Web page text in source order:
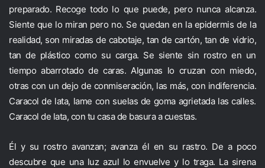
preparado. Recoge todo lo que puede, pero nunca alcanza.
Siente que lo miran pero no. Se quedan en la epidermis de la
realidad, son miradas de cabotaje, tan de cartón, tan de vidrio,
tan de plástico como su carga. Se siente sin rostro en un
tiempo abarrotado de caras. Algunas lo cruzan con miedo,
otras con un dejo de conmiseración, las más, con indiferencia.
Caracol de lata, lame con suelas de goma agrietada las calles.
Caracol de lata, con tu casa de basura a cuestas.
Él y su rostro avanzan; avanza él en su rastro. De a poco
descubre que una luz azul lo envuelve y lo traga. La sirena